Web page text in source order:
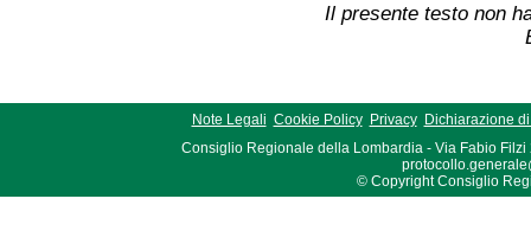
Il presente testo non
Note Legali Cookie Policy Privacy
Dichiarazione
Consiglio Regionale della Lombardia - Via Fabio Filzi
© Copyright Consiglio